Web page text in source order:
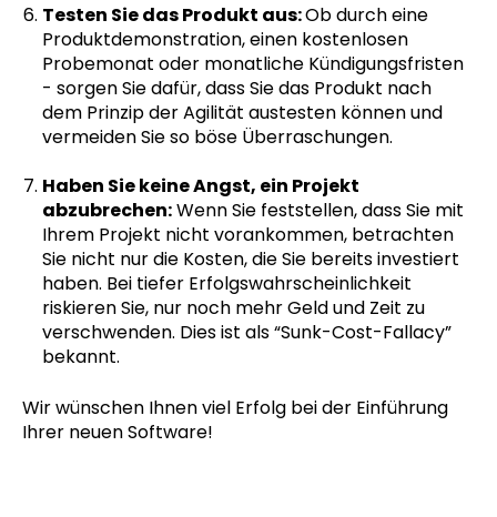
Testen Sie das Produkt aus:Ob durch eine
Produktdemonstration, einen kostenlosen
Probemonat oder monatliche Kündigungsfristen
- sorgen Sie dafür, dass Sie das Produkt nach
dem Prinzip der Agilität austesten können und
vermeiden Sie so böse Überraschungen.
Haben Sie keine Angst, ein Projekt
abzubrechen:Wenn Sie feststellen, dass Sie mit
Ihrem Projekt nicht vorankommen, betrachten
Sie nicht nur die Kosten, die Sie bereits investiert
haben. Bei tiefer Erfolgswahrscheinlichkeit
riskieren Sie, nur noch mehr Geld und Zeit zu
verschwenden. Dies ist als “Sunk-Cost-Fallacy”
bekannt.
Wir wünschen Ihnen viel Erfolg bei der Einführung
Ihrer neuen Software!